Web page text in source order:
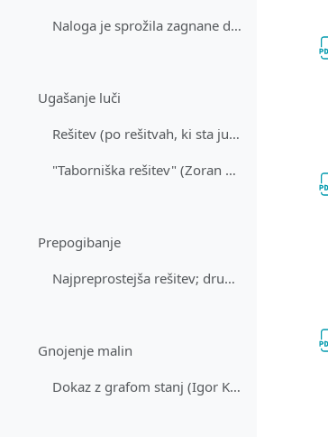
Naloga je sprožila zagnane diskusije in tudi napač...
Ugašanje luči
Rešitev (po rešitvah, ki sta ju oddala Igor Kononenko in Gašper Fijavž)
"Taborniška rešitev" (Zoran Bosnić)
Prepogibanje
Najpreprostejša rešitev; druge: Blaž Zupan, Igor K...
Gnojenje malin
Dokaz z grafom stanj (Igor Kononenko), nekoliko b...